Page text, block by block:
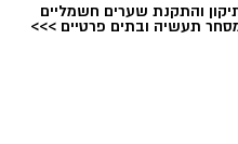
והתקנת שערים חשמליים
תעשיה ובתים פרטיים >>>